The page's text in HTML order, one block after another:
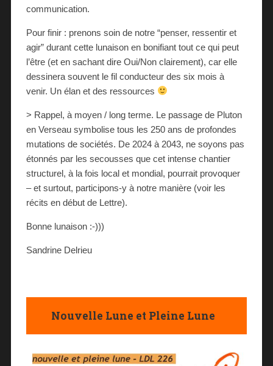
communication.
Pour finir : prenons soin de notre “penser, ressentir et
agir” durant cette lunaison en bonifiant tout ce qui peut
l’être (et en sachant dire Oui/Non clairement), car elle
dessinera souvent le fil conducteur des six mois à
venir. Un élan et des ressources
> Rappel, à moyen / long terme. Le passage de Pluton
en Verseau symbolise tous les 250 ans de profondes
mutations de sociétés. De 2024 à 2043, ne soyons pas
étonnés par les secousses que cet intense chantier
structurel, à la fois local et mondial, pourrait provoquer
– et surtout, participons-y à notre manière (voir les
récits en début de Lettre).
Bonne lunaison :-)))
Sandrine Delrieu
Nouvelle Lune et Pleine Lune